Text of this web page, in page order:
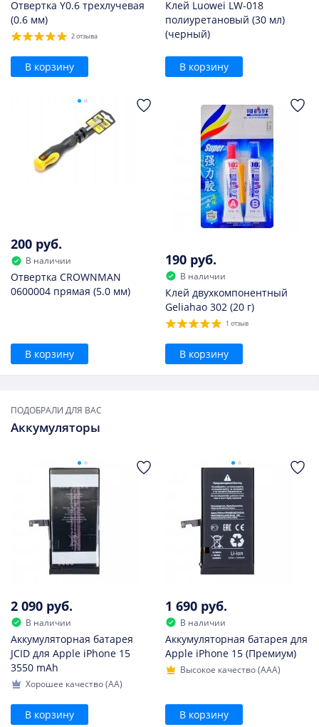
Отвертка Y0.6 трехлучевая
(0.6 мм)
2 отзыва
В корзину
Клей Luowei LW-018
полиуретановый (30 мл)
(черный)
В корзину
200 руб.
В наличии
Отвертка CROWNMAN
0600004 прямая (5.0 мм)
В корзину
190 руб.
В наличии
Клей двухкомпонентный
Geliahao 302 (20 г)
1 отзыв
В корзину
ПОДОБРАЛИ ДЛЯ ВАС
Аккумуляторы
2 090 руб.
В наличии
Аккумуляторная батарея
JCID для Apple iPhone 15
3550 mAh
Хорошее качество (AA)
В корзину
1 690 руб.
В наличии
Аккумуляторная батарея для
Apple iPhone 15 (Премиум)
Высокое качество (AAA)
В корзину